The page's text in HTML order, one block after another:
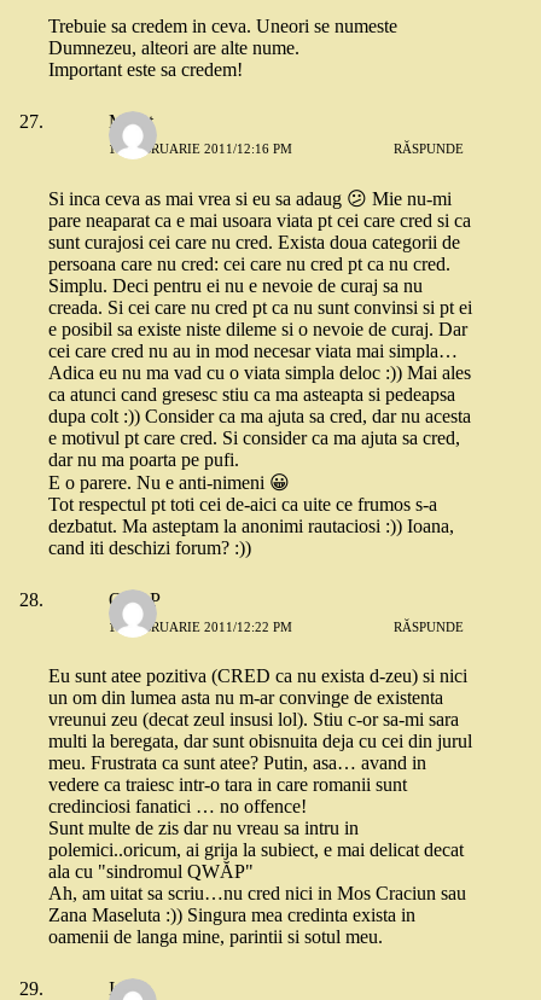
Trebuie sa credem in ceva. Uneori se numeste
Dumnezeu, alteori are alte nume.
Important este sa credem!
Merat
17 FEBRUARIE 2011/12:16 PM RĂSPUNDE
Si inca ceva as mai vrea si eu sa adaug 😕 Mie nu-mi
pare neaparat ca e mai usoara viata pt cei care cred si ca
sunt curajosi cei care nu cred. Exista doua categorii de
persoana care nu cred: cei care nu cred pt ca nu cred.
Simplu. Deci pentru ei nu e nevoie de curaj sa nu
creada. Si cei care nu cred pt ca nu sunt convinsi si pt ei
e posibil sa existe niste dileme si o nevoie de curaj. Dar
cei care cred nu au in mod necesar viata mai simpla…
Adica eu nu ma vad cu o viata simpla deloc :)) Mai ales
ca atunci cand gresesc stiu ca ma asteapta si pedeapsa
dupa colt :)) Consider ca ma ajuta sa cred, dar nu acesta
e motivul pt care cred. Si consider ca ma ajuta sa cred,
dar nu ma poarta pe pufi.
E o parere. Nu e anti-nimeni 😀
Tot respectul pt toti cei de-aici ca uite ce frumos s-a
dezbatut. Ma asteptam la anonimi rautaciosi :)) Ioana,
cand iti deschizi forum? :))
OanaP
17 FEBRUARIE 2011/12:22 PM RĂSPUNDE
Eu sunt atee pozitiva (CRED ca nu exista d-zeu) si nici
un om din lumea asta nu m-ar convinge de existenta
vreunui zeu (decat zeul insusi lol). Stiu c-or sa-mi sara
multi la beregata, dar sunt obisnuita deja cu cei din jurul
meu. Frustrata ca sunt atee? Putin, asa… avand in
vedere ca traiesc intr-o tara in care romanii sunt
credinciosi fanatici … no offence!
Sunt multe de zis dar nu vreau sa intru in
polemici..oricum, ai grija la subiect, e mai delicat decat
ala cu "sindromul QWĂP"
Ah, am uitat sa scriu…nu cred nici in Mos Craciun sau
Zana Maseluta :)) Singura mea credinta exista in
oamenii de langa mine, parintii si sotul meu.
Irina